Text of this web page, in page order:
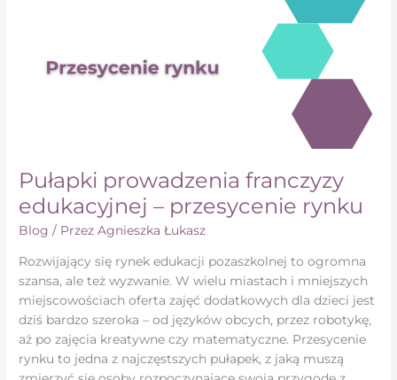
Pułapki prowadzenia franczyzy
edukacyjnej – przesycenie rynku
Blog / PrzezAgnieszka Łukasz
Rozwijający się rynek edukacji pozaszkolnej to ogromna
szansa, ale też wyzwanie. W wielu miastach i mniejszych
miejscowościach oferta zajęć dodatkowych dla dzieci jest
dziś bardzo szeroka – od języków obcych, przez robotykę,
aż po zajęcia kreatywne czy matematyczne. Przesycenie
rynku to jedna z najczęstszych pułapek, z jaką muszą